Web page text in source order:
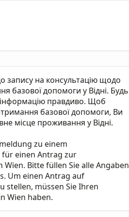
запису на консультацію щодо
базової допомоги у Відні. Будь
інформацію правдиво. Щоб
базової допомоги, Ви
місце проживання у Відні.
zu einem
einen Antrag zur
Bitte füllen Sie alle Angaben
Um einen Antrag auf
stellen, müssen Sie Ihren
Wien haben.